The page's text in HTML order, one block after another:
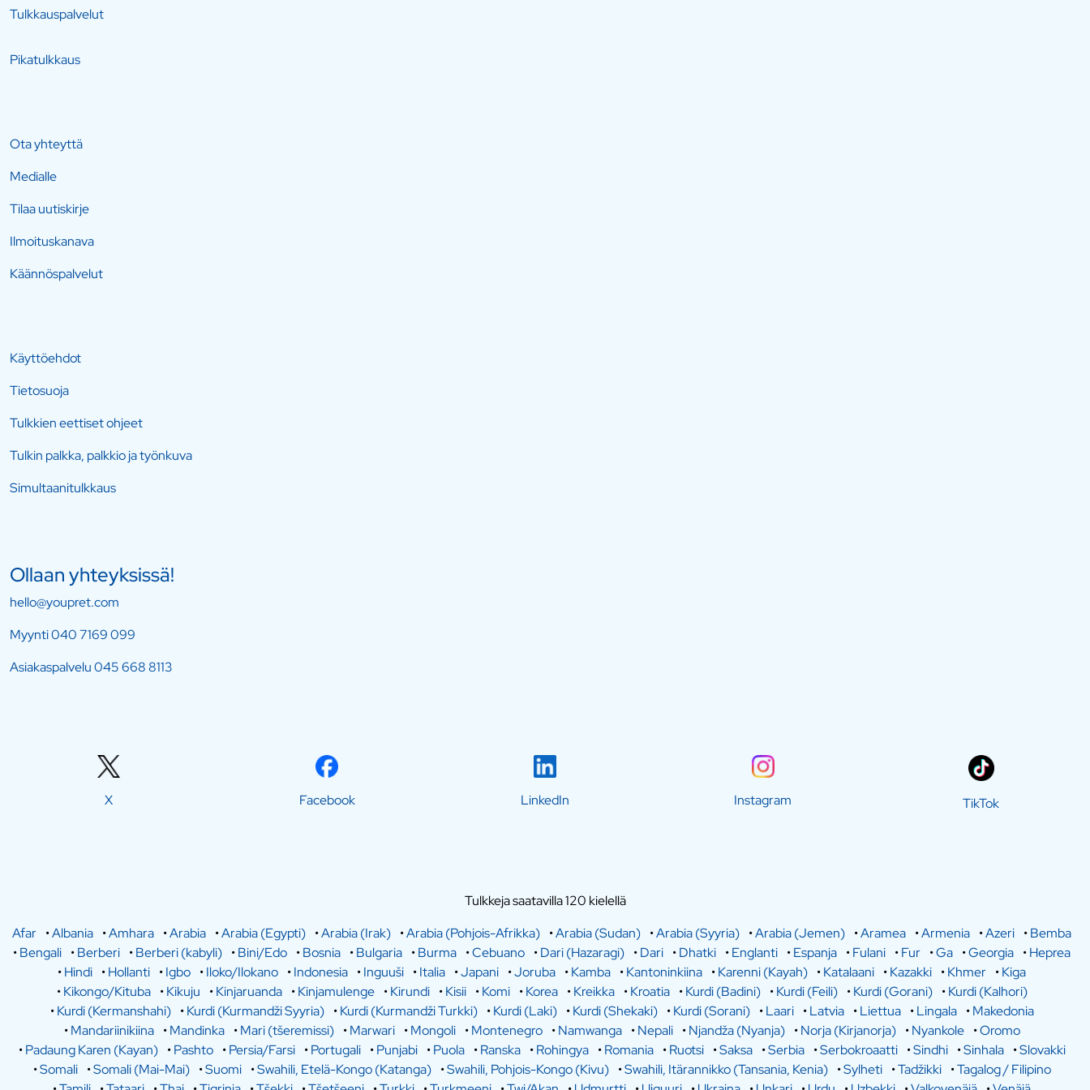
Tulkkauspalvelut
Pikatulkkaus
Ota yhteyttä
Medialle
Tilaa uutiskirje
Ilmoituskanava
Käännöspalvelut
Käyttöehdot
Tietosuoja
Tulkkien eettiset ohjeet
Tulkin palkka, palkkio ja työnkuva
Simultaanitulkkaus
Ollaan yhteyksissä!
hello@youpret.com
Myynti040 7169 099
Asiakaspalvelu045 668 8113
X Facebook LinkedIn Instagram TikTok
Tulkkeja saatavilla 120 kielellä
Afar •Albania •Amhara •Arabia •Arabia (Egypti) •Arabia (Irak) •Arabia (Pohjois-Afrikka) •Arabia (Sudan) •Arabia (Syyria) •Arabia (Jemen) •Aramea •Armenia •Azeri •Bemba
•Bengali •Berberi •Berberi (kabyli) •Bini/Edo •Bosnia •Bulgaria •Burma •Cebuano •Dari (Hazaragi) •Dari •Dhatki •Englanti •Espanja •Fulani •Fur •Ga •Georgia •Heprea
•Hindi •Hollanti •Igbo •Iloko/Ilokano •Indonesia •Inguuši •Italia •Japani •Joruba •Kamba •Kantoninkiina •Karenni (Kayah) •Katalaani •Kazakki •Khmer •Kiga
•Kikongo/Kituba •Kikuju •Kinjaruanda •Kinjamulenge •Kirundi •Kisii •Komi •Korea •Kreikka •Kroatia •Kurdi (Badini) •Kurdi (Feili) •Kurdi (Gorani) •Kurdi (Kalhori)
•Kurdi (Kermanshahi) •Kurdi (Kurmandži Syyria) •Kurdi (Kurmandži Turkki) •Kurdi (Laki) •Kurdi (Shekaki) •Kurdi (Sorani) •Laari •Latvia •Liettua •Lingala •Makedonia
•Mandariinikiina •Mandinka •Mari (tšeremissi) •Marwari •Mongoli •Montenegro •Namwanga •Nepali •Njandža (Nyanja) •Norja (Kirjanorja) •Nyankole •Oromo
•Padaung Karen (Kayan) •Pashto •Persia/Farsi •Portugali •Punjabi •Puola •Ranska •Rohingya •Romania •Ruotsi •Saksa •Serbia •Serbokroaatti •Sindhi •Sinhala •Slovakki
•Somali •Somali (Mai-Mai) •Suomi •Swahili, Etelä-Kongo (Katanga) •Swahili, Pohjois-Kongo (Kivu) •Swahili, Itärannikko (Tansania, Kenia) •Sylheti •Tadžikki •Tagalog / Filipino